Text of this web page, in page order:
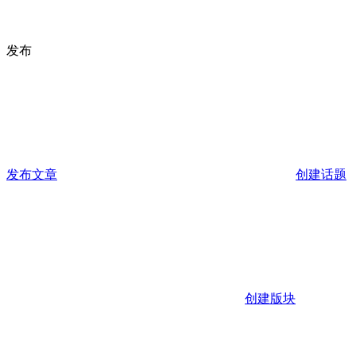
发布
发布文章 创建话题
创建版块